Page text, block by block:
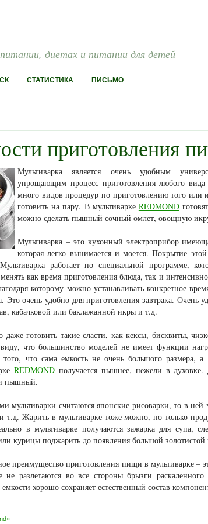
диетах и питании для детей
СТАТИСТИКА ПИСЬМО
приготовления
Мультиварка является очень удобным
упрощающим процесс приготовления любого
много видов процедур по приготовлению того
готовить на пару. В мультиварке REDMOND
можно сделать пышный сочный омлет, овощную
Мультиварка – это кухонный электроприбор
которая легко вынимается и моется. Покрытие
работает по специальной программе,
как время приготовления блюда, так и
которому можно устанавливать конкретное
Это очень удобно для приготовления завтрака. Очень
кабачковой или баклажанной икры и т.д.
даже готовить такие сласти, как кексы, бисквиты,
что большинство моделей не имеет функции
что сама емкость не очень большого размера,
REDMONDполучается пышнее, нежели в духовке.
и пышный.
мультиварки считаются японские рисоварки, то в
т.д. Жарить в мультиварке тоже можно, но только
в мультиварке получаются зажарка для супа,
курицы поджарить до появления большой золотистой
преимущество приготовления пищи в мультиварке –
разлетаются во все стороны брызги
хорошо сохраняет естественный состав